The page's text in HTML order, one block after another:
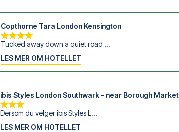
Copthorne Tara London Kensington
Tucked away down a quiet road ...
LES MER OM HOTELLET
ibis Styles London Southwark – near Borough Market
Dersom du velger ibis Styles L...
LES MER OM HOTELLET